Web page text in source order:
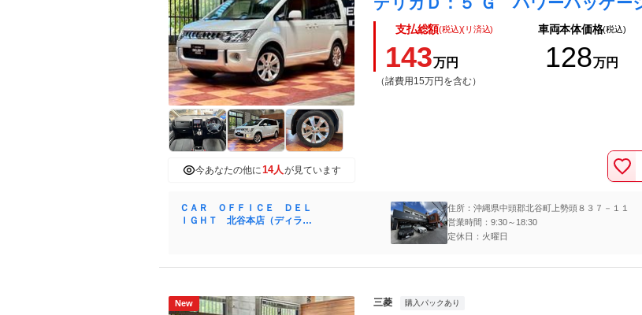
今あなたの他に 14人 が見ています
支払総額(税込)(リ済込)
143万円
（諸費用15万円を含む）
車両本体価格(税込)
128万円
ＣＡＲ ＯＦＦＩＣＥ ＤＥＬ
ＩＧＨＴ 北谷本店（ディライ
住所：沖縄県中頭郡北谷町上勢頭８３７－１１
営業時間：9:30～18:30
定休日：火曜日
New 三菱 購入パックあり